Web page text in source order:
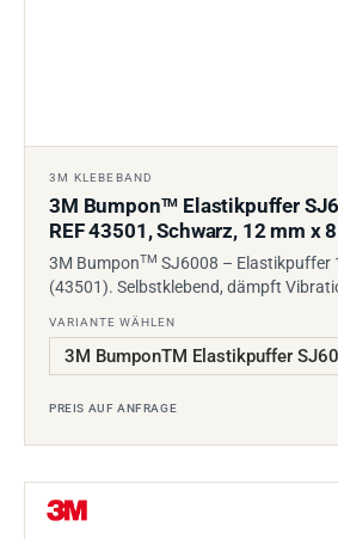
3M KLEBEBAND
3M BumponTM Elastikpuffer
REF 43501, Schwarz, 12 mm x
3M BumponTM SJ6008 – Elastikpuffer
(43501). Selbstklebend, dämpft
VARIANTE WÄHLEN
PREIS AUF ANFRAGE